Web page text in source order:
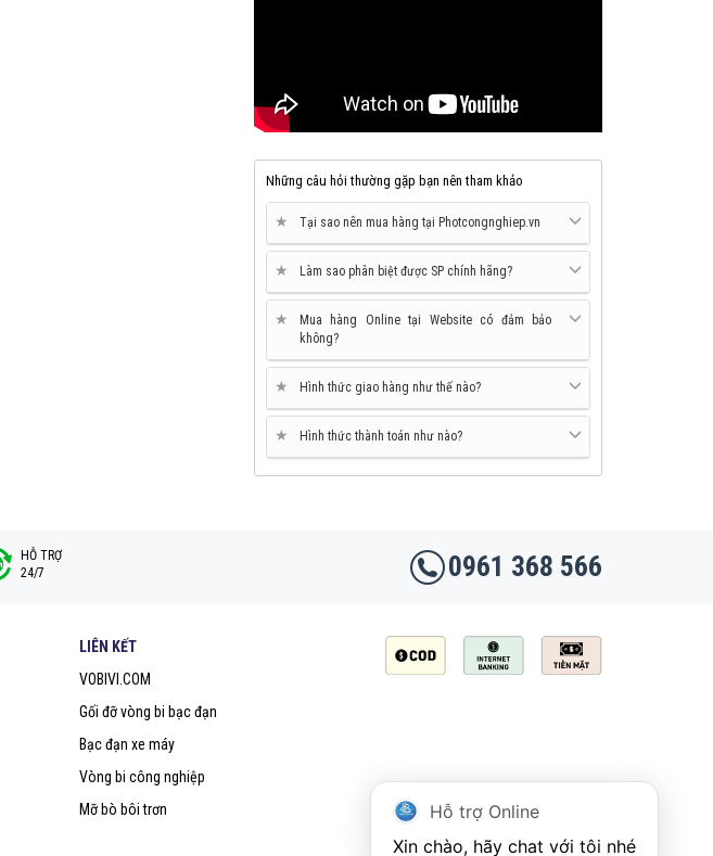
Những câu hỏi thường gặp bạn nên tham khảo
★ Tại sao nên mua hàng tại Photcongnghiep.vn
★ Làm sao phân biệt được SP chính hãng?
★
Mua hàng Online tại Website có đảm bảo
không?
★ Hình thức giao hàng như thế nào?
★ Hình thức thành toán như nào?
HỖ TRỢ
24/7
0961 368 566
LIÊN KẾT
VOBIVI.COM
Gối đỡ vòng bi bạc đạn
Bạc đạn xe máy
Vòng bi công nghiệp
Mỡ bò bôi trơn
Hỗ trợ Online
Xin chào, hãy chat với tôi nhé